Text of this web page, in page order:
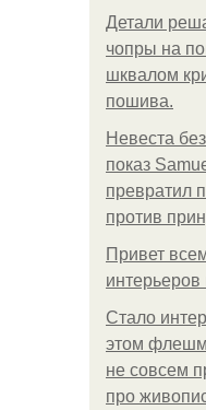
Детали
чопры на
шквалом
пошива.
Невеста
показ
превратил
против
Привет
интерьеров
Стало
этом
не совсем
про